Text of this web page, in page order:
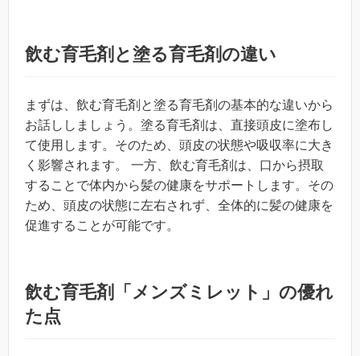
飲む育毛剤と塗る育毛剤の違い
まずは、飲む育毛剤と塗る育毛剤の基本的な違いから
お話ししましょう。塗る育毛剤は、直接頭皮に塗布し
て使用します。そのため、頭皮の状態や吸収率に大き
く影響されます。 一方、飲む育毛剤は、口から摂取
することで体内から髪の健康をサポートします。その
ため、頭皮の状態に左右されず、全体的に髪の健康を
促進することが可能です。
飲む育毛剤「メンズミレット」の優れ
た点